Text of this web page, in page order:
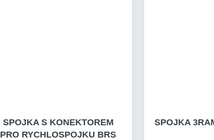
SPOJKA S KONEKTOREM
PRO RYCHLOSPOJKU BRS
SPOJKA